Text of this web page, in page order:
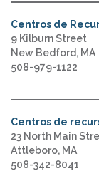
Centros de
9 Kilburn Street
New Bedford, MA
508-979-1122
Centros de
23 North Main
Attleboro, MA
508-342-8041